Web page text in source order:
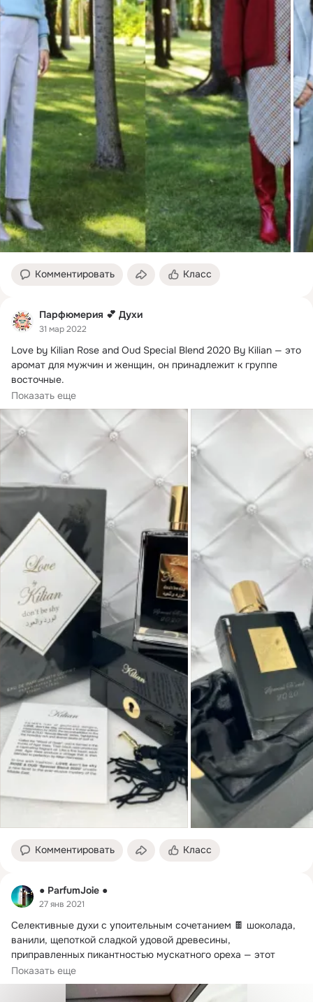
Комментировать Класс
Парфюмерия 💕 Духи
31 мар 2022
Love by Kilian Rose and Oud Special Blend 2020 By Kilian — это
аромат для мужчин и женщин, он принадлежит к группе
восточные.
🎵Верхние ноты: Нероли;
Показать еще
Комментировать Класс
● ParfumJoie ●
27 янв 2021
Селективные духи с упоительным сочетанием 🍫 шоколада,
ванили, щепоткой сладкой удовой древесины,
приправленных пикантностью мускатного ореха — этот
безумно вкусный бленд вызывающе соблазнителен!
Показать еще